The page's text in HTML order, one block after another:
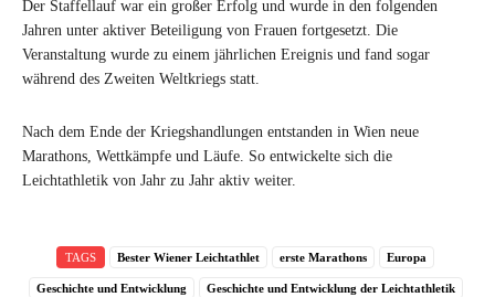
Der Staffellauf war ein großer Erfolg und wurde in den folgenden
Jahren unter aktiver Beteiligung von Frauen fortgesetzt. Die
Veranstaltung wurde zu einem jährlichen Ereignis und fand sogar
während des Zweiten Weltkriegs statt.
Nach dem Ende der Kriegshandlungen entstanden in Wien neue
Marathons, Wettkämpfe und Läufe. So entwickelte sich die
Leichtathletik von Jahr zu Jahr aktiv weiter.
TAGS Bester Wiener Leichtathlet erste Marathons Europa
Geschichte und Entwicklung Geschichte und Entwicklung der Leichtathletik